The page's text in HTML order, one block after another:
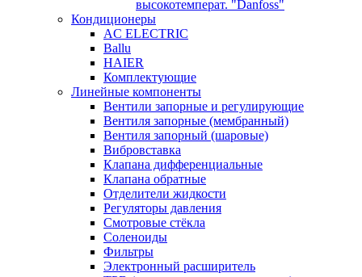
высокотемперат. "Danfoss"
Кондиционеры
AC ELECTRIC
Ballu
HAIER
Комплектующие
Линейные компоненты
Вентили запорные и регулирующие
Вентиля запорные (мембранный)
Вентиля запорный (шаровые)
Вибровставка
Клапана дифференциальные
Клапана обратные
Отделители жидкости
Регуляторы давления
Смотровые стёкла
Соленоиды
Фильтры
Электронный расширитель